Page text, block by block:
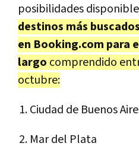
posibilidades
destinos más
en Booking.com para
largo comprendido
octubre:
Ciudad de Buenos
Mar del Plata